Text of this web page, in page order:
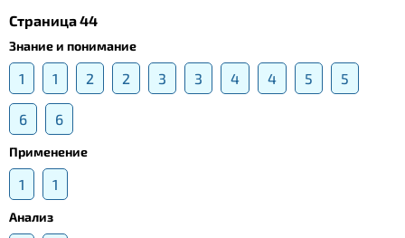
Страница 44
Знание и понимание
1 1 2 2 3 3 4 4 5 5
6 6
Применение
1 1
Анализ